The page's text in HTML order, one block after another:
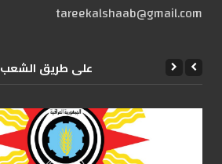
tareekalshaab@gmail.com
علی طریق الشعب